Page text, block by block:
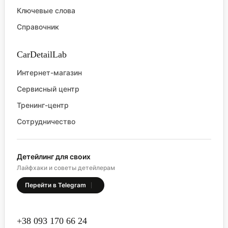
+38 093 170 66 24
Ключевые слова
Справочник
CarDetailLab
Интернет-магазин
Сервисный центр
Тренинг-центр
Сотрудничество
Детейлинг для своих
Лайфхаки и советы детейлерам
Перейти в Telegram